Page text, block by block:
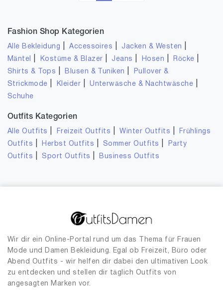
Fashion Shop Kategorien
Alle Bekleidung |Accessoires Jacken & Westen
Mäntel Kostüme & Blazer Jeans Hosen Röcke
Shirts & Tops Blusen & Tuniken
Pullover &
Strickmode
Kleider |Unterwäsche & Nachtwäsche
Schuhe
Outfits Kategorien
Alle Outfits Freizeit Outfits |Winter Outfits
Frühlings
Outfits
Herbst Outfits Sommer Outfits
Party
Outfits
Sport Outfits Business Outfits
Wir dir ein Online-Portal rund um das Thema für Frauen
Mode und Damen Bekleidung. Egal ob Freizeit, Büro oder
Abend Outfits - wir helfen dir dabei den ultimativen Look
zu entdecken und stellen dir täglich Outfits von
angesagten Marken vor.